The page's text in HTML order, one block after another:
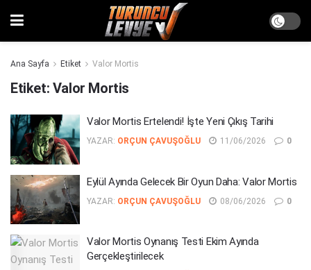
Ana Sayfa Etiket Valor Mortis
Etiket: Valor Mortis
Valor Mortis Ertelendi! İşte Yeni Çıkış Tarihi
YAZAR: ORÇUN ÇAVUŞOĞLU 11/06/2026 0
Eylül Ayında Gelecek Bir Oyun Daha: Valor Mortis
YAZAR: ORÇUN ÇAVUŞOĞLU 08/06/2026 0
Valor Mortis Oynanış Testi Ekim Ayında
Gerçekleştirilecek